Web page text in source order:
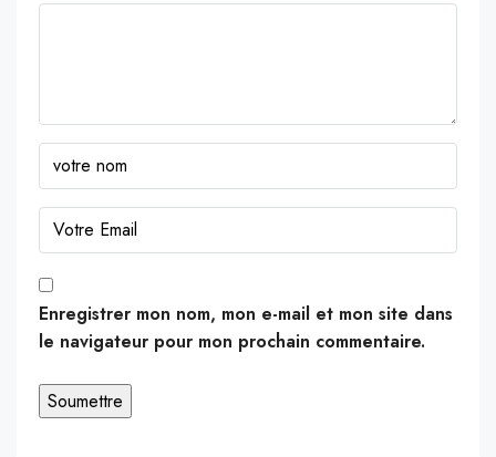
Enregistrer mon nom, mon e-mail et mon site dans
le navigateur pour mon prochain commentaire.